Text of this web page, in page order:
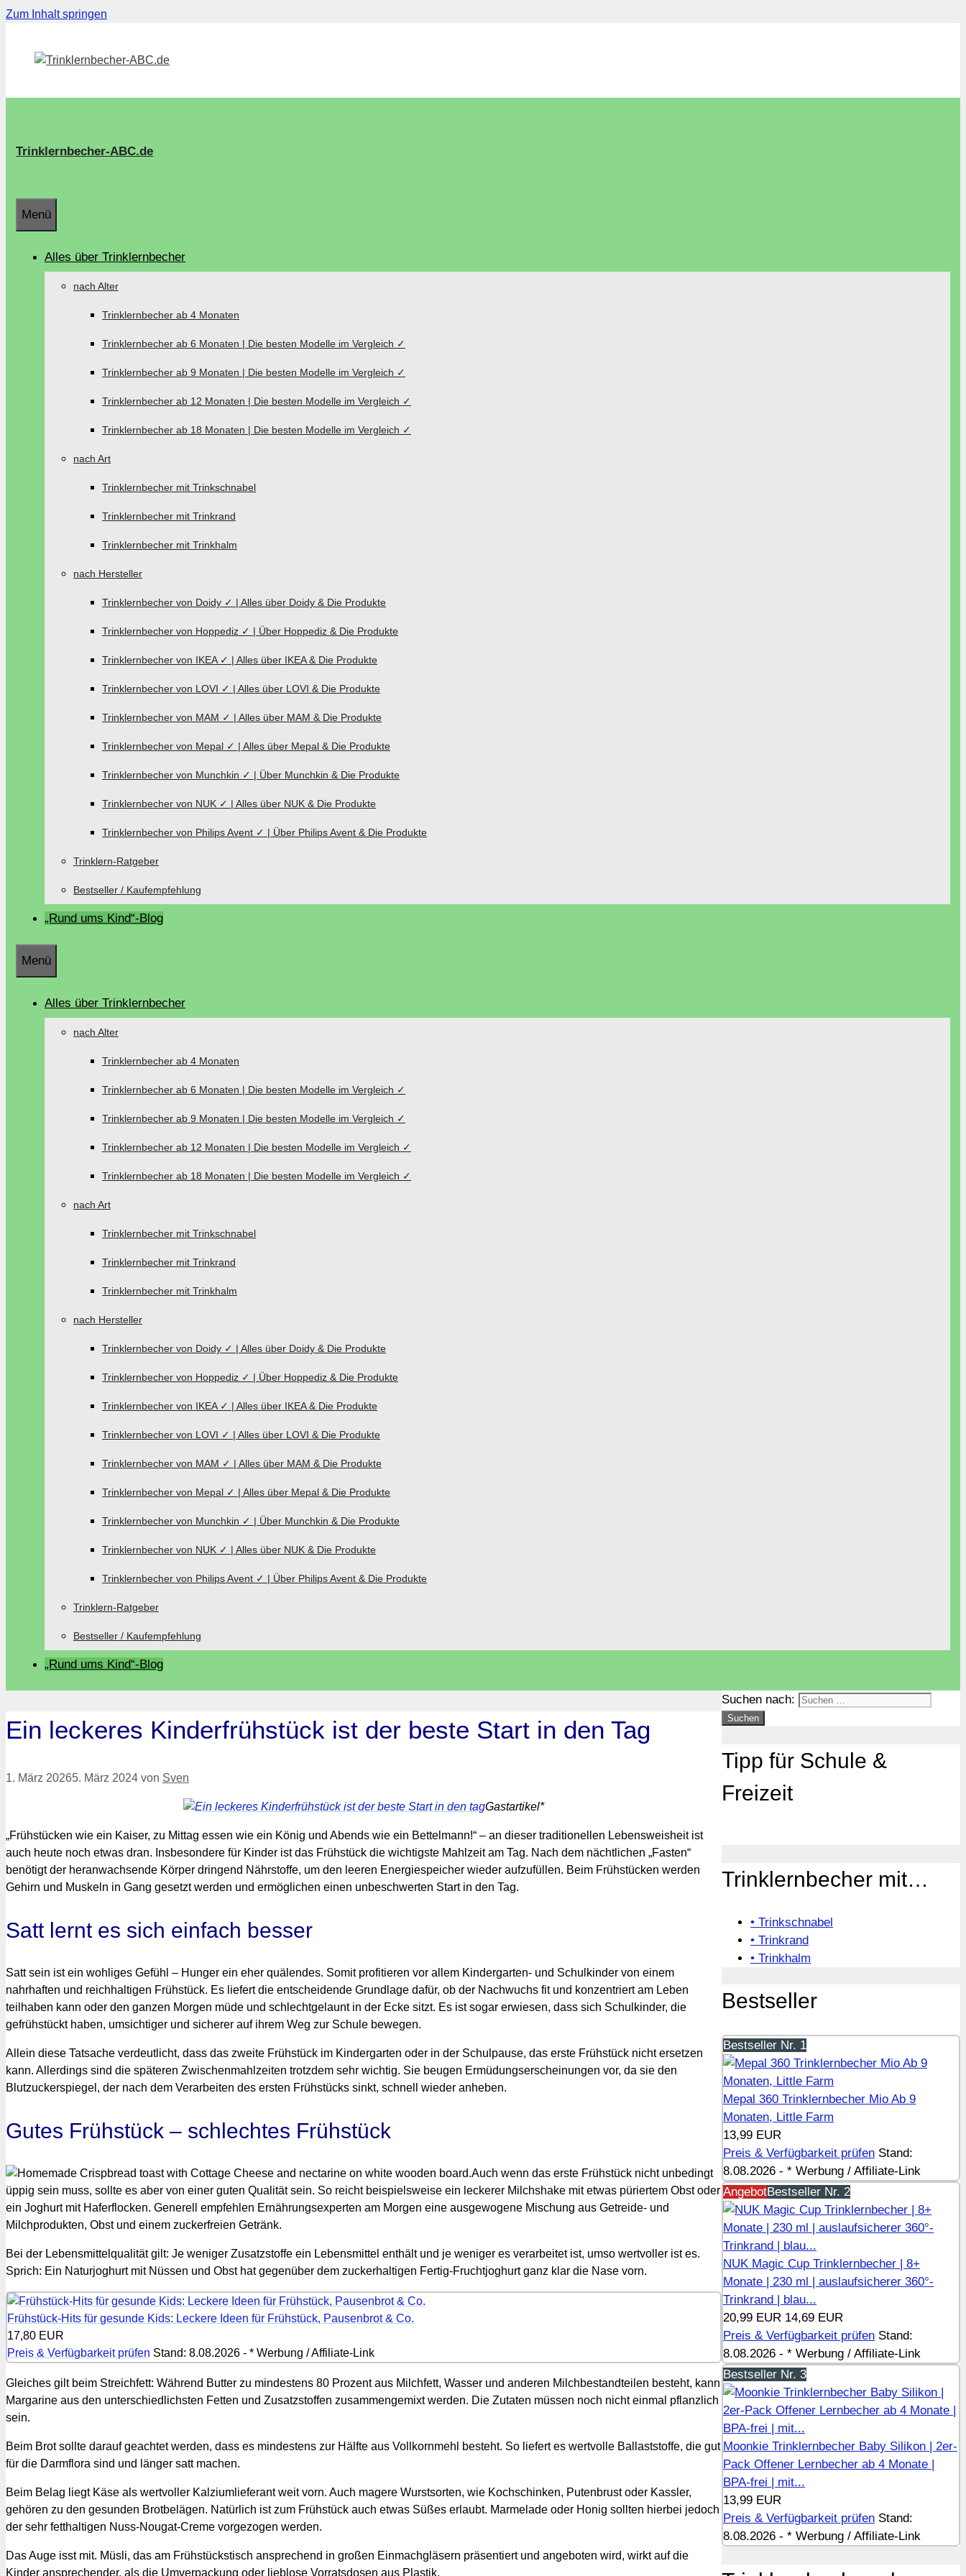
Zum Inhalt springen
Trinklernbecher-ABC.de
Menü
Alles über Trinklernbecher
nach Alter
Trinklernbecher ab 4 Monaten
Trinklernbecher ab 6 Monaten | Die besten Modelle im Vergleich ✓
Trinklernbecher ab 9 Monaten | Die besten Modelle im Vergleich ✓
Trinklernbecher ab 12 Monaten | Die besten Modelle im Vergleich ✓
Trinklernbecher ab 18 Monaten | Die besten Modelle im Vergleich ✓
nach Art
Trinklernbecher mit Trinkschnabel
Trinklernbecher mit Trinkrand
Trinklernbecher mit Trinkhalm
nach Hersteller
Trinklernbecher von Doidy ✓ | Alles über Doidy & Die Produkte
Trinklernbecher von Hoppediz ✓ | Über Hoppediz & Die Produkte
Trinklernbecher von IKEA ✓ | Alles über IKEA & Die Produkte
Trinklernbecher von LOVI ✓ | Alles über LOVI & Die Produkte
Trinklernbecher von MAM ✓ | Alles über MAM & Die Produkte
Trinklernbecher von Mepal ✓ | Alles über Mepal & Die Produkte
Trinklernbecher von Munchkin ✓ | Über Munchkin & Die Produkte
Trinklernbecher von NUK ✓ | Alles über NUK & Die Produkte
Trinklernbecher von Philips Avent ✓ | Über Philips Avent & Die Produkte
Trinklern-Ratgeber
Bestseller / Kaufempfehlung
„Rund ums Kind“-Blog
Menü
Alles über Trinklernbecher
nach Alter
Trinklernbecher ab 4 Monaten
Trinklernbecher ab 6 Monaten | Die besten Modelle im Vergleich ✓
Trinklernbecher ab 9 Monaten | Die besten Modelle im Vergleich ✓
Trinklernbecher ab 12 Monaten | Die besten Modelle im Vergleich ✓
Trinklernbecher ab 18 Monaten | Die besten Modelle im Vergleich ✓
nach Art
Trinklernbecher mit Trinkschnabel
Trinklernbecher mit Trinkrand
Trinklernbecher mit Trinkhalm
nach Hersteller
Trinklernbecher von Doidy ✓ | Alles über Doidy & Die Produkte
Trinklernbecher von Hoppediz ✓ | Über Hoppediz & Die Produkte
Trinklernbecher von IKEA ✓ | Alles über IKEA & Die Produkte
Trinklernbecher von LOVI ✓ | Alles über LOVI & Die Produkte
Trinklernbecher von MAM ✓ | Alles über MAM & Die Produkte
Trinklernbecher von Mepal ✓ | Alles über Mepal & Die Produkte
Trinklernbecher von Munchkin ✓ | Über Munchkin & Die Produkte
Trinklernbecher von NUK ✓ | Alles über NUK & Die Produkte
Trinklernbecher von Philips Avent ✓ | Über Philips Avent & Die Produkte
Trinklern-Ratgeber
Bestseller / Kaufempfehlung
„Rund ums Kind“-Blog
Ein leckeres Kinderfrühstück ist der beste Start in den Tag
1. März 20265. März 2024 von Sven
Gastartikel*
„Frühstücken wie ein Kaiser, zu Mittag essen wie ein König und Abends wie ein Bettelmann!“ – an dieser traditionellen Lebensweisheit ist
auch heute noch etwas dran. Insbesondere für Kinder ist das Frühstück die wichtigste Mahlzeit am Tag. Nach dem nächtlichen „Fasten“
benötigt der heranwachsende Körper dringend Nährstoffe, um den leeren Energiespeicher wieder aufzufüllen. Beim Frühstücken werden
Gehirn und Muskeln in Gang gesetzt werden und ermöglichen einen unbeschwerten Start in den Tag.
Satt lernt es sich einfach besser
Satt sein ist ein wohliges Gefühl – Hunger ein eher quälendes. Somit profitieren vor allem Kindergarten- und Schulkinder von einem
nahrhaften und reichhaltigen Frühstück. Es liefert die entscheidende Grundlage dafür, ob der Nachwuchs fit und konzentriert am Leben
teilhaben kann oder den ganzen Morgen müde und schlechtgelaunt in der Ecke sitzt. Es ist sogar erwiesen, dass sich Schulkinder, die
gefrühstückt haben, umsichtiger und sicherer auf ihrem Weg zur Schule bewegen.
Allein diese Tatsache verdeutlicht, dass das zweite Frühstück im Kindergarten oder in der Schulpause, das erste Frühstück nicht ersetzen
kann. Allerdings sind die späteren Zwischenmahlzeiten trotzdem sehr wichtig. Sie beugen Ermüdungserscheinungen vor, da sie den
Blutzuckerspiegel, der nach dem Verarbeiten des ersten Frühstücks sinkt, schnell wieder anheben.
Gutes Frühstück – schlechtes Frühstück
Auch wenn das erste Frühstück nicht unbedingt
üppig sein muss, sollte es aber von einer guten Qualität sein. So reicht beispielsweise ein leckerer Milchshake mit etwas püriertem Obst oder
ein Joghurt mit Haferflocken. Generell empfehlen Ernährungsexperten am Morgen eine ausgewogene Mischung aus Getreide- und
Milchprodukten, Obst und einem zuckerfreien Getränk.
Bei der Lebensmittelqualität gilt: Je weniger Zusatzstoffe ein Lebensmittel enthält und je weniger es verarbeitet ist, umso wertvoller ist es.
Sprich: Ein Naturjoghurt mit Nüssen und Obst hat gegenüber dem zuckerhaltigen Fertig-Fruchtjoghurt ganz klar die Nase vorn.
Frühstück-Hits für gesunde Kids: Leckere Ideen für Frühstück, Pausenbrot & Co.
17,80 EUR
Preis & Verfügbarkeit prüfen Stand: 8.08.2026 - * Werbung / Affiliate-Link
Gleiches gilt beim Streichfett: Während Butter zu mindestens 80 Prozent aus Milchfett, Wasser und anderen Milchbestandteilen besteht, kann
Margarine aus den unterschiedlichsten Fetten und Zusatzstoffen zusammengemixt werden. Die Zutaten müssen noch nicht einmal pflanzlich
sein.
Beim Brot sollte darauf geachtet werden, dass es mindestens zur Hälfte aus Vollkornmehl besteht. So liefert es wertvolle Ballaststoffe, die gut
für die Darmflora sind und länger satt machen.
Beim Belag liegt Käse als wertvoller Kalziumlieferant weit vorn. Auch magere Wurstsorten, wie Kochschinken, Putenbrust oder Kassler,
gehören zu den gesunden Brotbelägen. Natürlich ist zum Frühstück auch etwas Süßes erlaubt. Marmelade oder Honig sollten hierbei jedoch
der sehr fetthaltigen Nuss-Nougat-Creme vorgezogen werden.
Das Auge isst mit. Müsli, das am Frühstückstisch ansprechend in großen Einmachgläsern präsentiert und angeboten wird, wirkt auf die
Kinder ansprechender, als die Umverpackung oder lieblose Vorratsdosen aus Plastik.
Suchen nach:
Tipp für Schule &
Freizeit
Trinklernbecher mit…
• Trinkschnabel
• Trinkrand
• Trinkhalm
Bestseller
Bestseller Nr. 1
Mepal 360 Trinklernbecher Mio Ab 9
Monaten, Little Farm
13,99 EUR
Preis & Verfügbarkeit prüfen Stand:
8.08.2026 - * Werbung / Affiliate-Link
AngebotBestseller Nr. 2
NUK Magic Cup Trinklernbecher | 8+
Monate | 230 ml | auslaufsicherer 360°-
Trinkrand | blau...
20,99 EUR 14,69 EUR
Preis & Verfügbarkeit prüfen Stand:
8.08.2026 - * Werbung / Affiliate-Link
Bestseller Nr. 3
Moonkie Trinklernbecher Baby Silikon | 2er-
Pack Offener Lernbecher ab 4 Monate |
BPA-frei | mit...
13,99 EUR
Preis & Verfügbarkeit prüfen Stand:
8.08.2026 - * Werbung / Affiliate-Link